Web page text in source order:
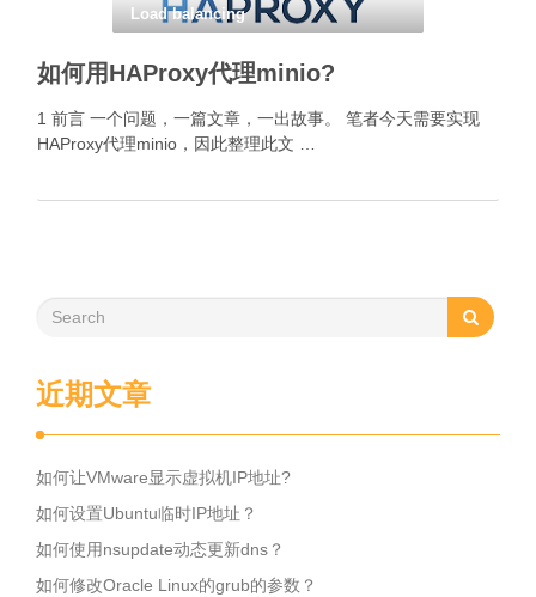
Load balancing
如何用HAProxy代理minio?
1 前言 一个问题，一篇文章，一出故事。 笔者今天需要实现
HAProxy代理minio，因此整理此文 …
近期文章
如何让VMware显示虚拟机IP地址?
如何设置Ubuntu临时IP地址？
如何使用nsupdate动态更新dns？
如何修改Oracle Linux的grub的参数？